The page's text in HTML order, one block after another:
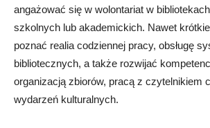
angażować się w wolontariat w
szkolnych lub akademickich. Nawet
poznać realia codziennej pracy, obsługę
bibliotecznych, a także rozwijać
organizacją zbiorów, pracą z czytelnikiem
wydarzeń kulturalnych.